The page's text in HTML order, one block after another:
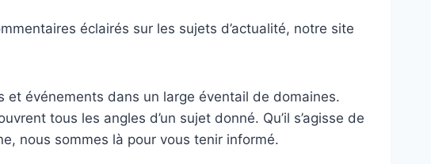
éclairés sur les sujets d’actualité, notre site
et événements dans un large éventail de domaines.
tous les angles d’un sujet donné. Qu’il s’agisse de
nous sommes là pour vous tenir informé.